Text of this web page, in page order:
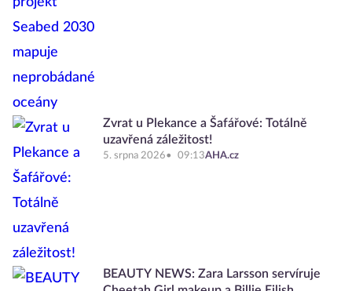
Zvrat u Plekance a Šafářové: Totálně
uzavřená záležitost!
5. srpna 2026 09:13AHA.cz
BEAUTY NEWS: Zara Larsson servíruje